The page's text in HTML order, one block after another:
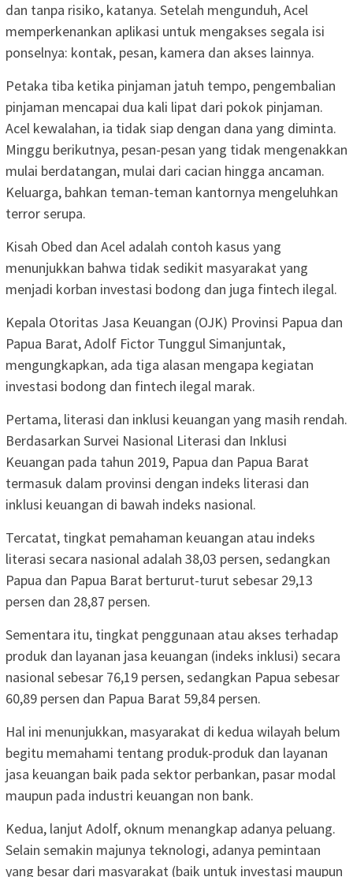
dan tanpa risiko, katanya. Setelah mengunduh, Acel
memperkenankan aplikasi untuk mengakses segala isi
ponselnya: kontak, pesan, kamera dan akses lainnya.
Petaka tiba ketika pinjaman jatuh tempo, pengembalian
pinjaman mencapai dua kali lipat dari pokok pinjaman.
Acel kewalahan, ia tidak siap dengan dana yang diminta.
Minggu berikutnya, pesan-pesan yang tidak mengenakkan
mulai berdatangan, mulai dari cacian hingga ancaman.
Keluarga, bahkan teman-teman kantornya mengeluhkan
terror serupa.
Kisah Obed dan Acel adalah contoh kasus yang
menunjukkan bahwa tidak sedikit masyarakat yang
menjadi korban investasi bodong dan juga fintech ilegal.
Kepala Otoritas Jasa Keuangan (OJK) Provinsi Papua dan
Papua Barat, Adolf Fictor Tunggul Simanjuntak,
mengungkapkan, ada tiga alasan mengapa kegiatan
investasi bodong dan fintech ilegal marak.
Pertama, literasi dan inklusi keuangan yang masih rendah.
Berdasarkan Survei Nasional Literasi dan Inklusi
Keuangan pada tahun 2019, Papua dan Papua Barat
termasuk dalam provinsi dengan indeks literasi dan
inklusi keuangan di bawah indeks nasional.
Tercatat, tingkat pemahaman keuangan atau indeks
literasi secara nasional adalah 38,03 persen, sedangkan
Papua dan Papua Barat berturut-turut sebesar 29,13
persen dan 28,87 persen.
Sementara itu, tingkat penggunaan atau akses terhadap
produk dan layanan jasa keuangan (indeks inklusi) secara
nasional sebesar 76,19 persen, sedangkan Papua sebesar
60,89 persen dan Papua Barat 59,84 persen.
Hal ini menunjukkan, masyarakat di kedua wilayah belum
begitu memahami tentang produk-produk dan layanan
jasa keuangan baik pada sektor perbankan, pasar modal
maupun pada industri keuangan non bank.
Kedua, lanjut Adolf, oknum menangkap adanya peluang.
Selain semakin majunya teknologi, adanya pemintaan
yang besar dari masyarakat (baik untuk investasi maupun